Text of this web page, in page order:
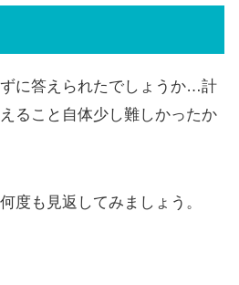
に答えられたでしょうか…計
ること自体少し難しかったか
度も見返してみましょう。